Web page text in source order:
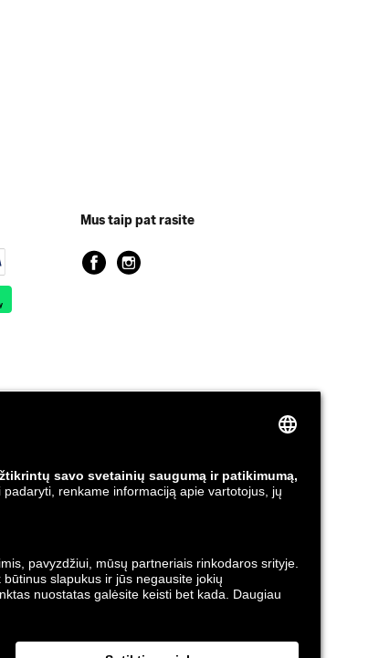
Mus taip pat rasite